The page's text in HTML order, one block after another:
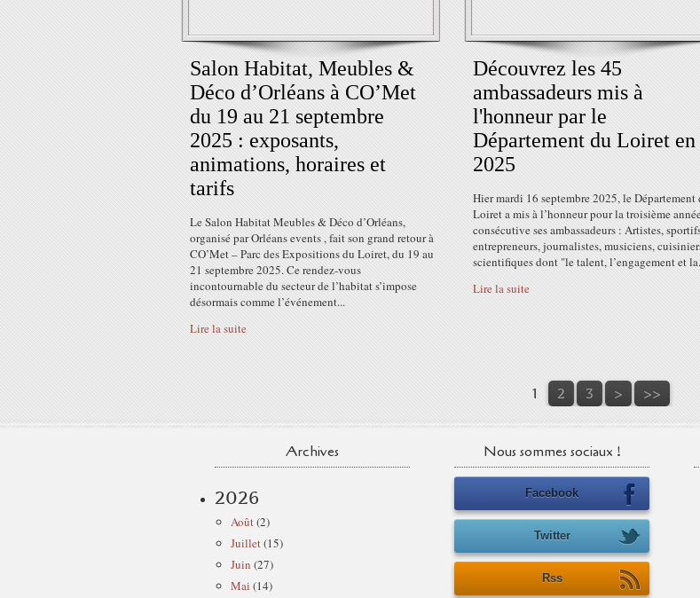
Salon Habitat, Meubles &
Déco d’Orléans à CO’Met
du 19 au 21 septembre
2025 : exposants,
animations, horaires et
tarifs
Le Salon Habitat Meubles & Déco d’Orléans,
organisé par Orléans events , fait son grand retour à
CO’Met – Parc des Expositions du Loiret, du 19 au
21 septembre 2025. Ce rendez-vous
incontournable du secteur de l’habitat s’impose
désormais comme l’événement...
Lire la suite
Découvrez les 45
ambassadeurs mis à
l'honneur par le
Département du Loiret en
2025
Hier mardi 16 septembre 2025, le Département
Loiret a mis à l’honneur pour la troisième
consécutive ses ambassadeurs : Artistes,
entrepreneurs, journalistes, musiciens,
scientifiques dont "le talent, l’engagement et
Lire la suite
1 2 3 > >>
Archives
2026
Août(2)
Juillet(15)
Juin (27)
Mai (14)
Nous sommes sociaux !
Facebook
Twitter
Rss